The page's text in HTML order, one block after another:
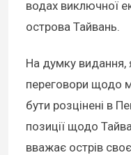
водах виключної
острова Тайвань.
На думку видання,
переговори щодо
бути розцінені в
позиції щодо
вважає острів